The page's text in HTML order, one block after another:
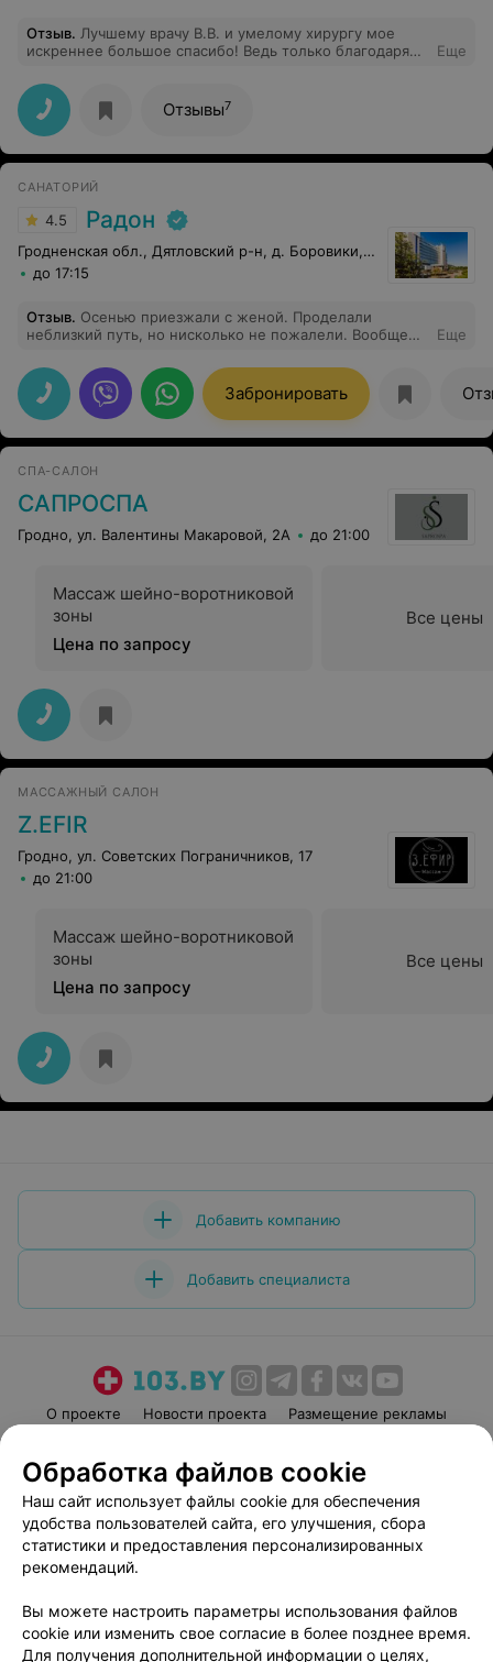
Отзыв. Лучшему врачу В.В. и умелому хирургу мое
искреннее большое спасибо! Ведь только благодаря
выздоровлению. Ваши компетенция,
профессиональность и любовь к своему делу
восхищают. Побольше бы таких выдающихся и
одаренных врачей, как Вы. Пусть судьба всегда
благоволит к Вам, ведь доброе сердце, неподдельное
Еще
Отзывы7
САНАТОРИЙ
4.5 Радон
Гродненская обл., Дятловский р-н, д. Боровики, 10
до 17:15
Отзыв. Осенью приезжали с женой. Проделали
неблизкий путь, но нисколько не пожалели. Вообще
совместили поездку с отдыхом в этом санатории.
Прекрасная локация, а сам санаторий хорошо оснащен,
чтобы посетители чувствовали комфорт, спокойствие и
могли получить то, ради чего приехали. Мы ходили
плавать, на физиотерапию, на массаж, жена на
ходили, даже бегать начали (возобновили, дома
продолжили по утрам). Размещение в комфортных
условиях. Кормили нормально. Сотрудники
приветливые. Никаких замечаний, ни малейшего
повода не дали.
Еще
Забронировать
СПА-САЛОН
САПРОСПА
Гродно, ул. Валентины Макаровой, 2А до 21:00
Массаж шейно-воротниковой
зоны
Цена по запросу
Все цены
МАССАЖНЫЙ САЛОН
Z.EFIR
Гродно, ул. Советских Пограничников, 17
до 21:00
Массаж шейно-воротниковой
зоны
Цена по запросу
Все цены
Добавить компанию
Добавить специалиста
О проекте Новости проекта
Размещение рекламы
Пользовательское соглашение
Способы оплаты
Вакансии
Партнеры
Написать руководителю 103.by
Обработка персональных данных
Обработка файлов cookie
Наш сайт использует файлы cookie для обеспечения
удобства пользователей сайта, его улучшения, сбора
статистики и предоставления персонализированных
рекомендаций.
Вы можете настроить параметры использования файлов
cookie или изменить свое согласие в более позднее время.
Для получения дополнительной информации о целях,